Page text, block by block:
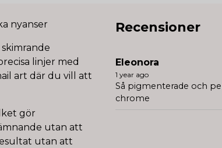
nyanser
linjer med
art där du vill att
gör
utan att
utan att
Recensioner
Eleonora
1 year ago
Så pigmenterade och
chrome